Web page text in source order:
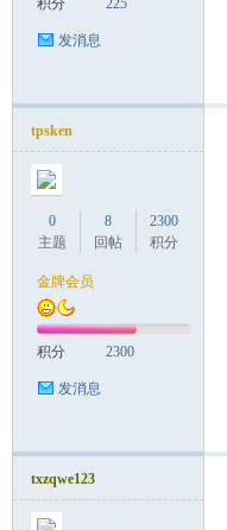
积分 225
发消息
tpsken
0
主题
8
回帖
2300
积分
金牌会员
积分 2300
发消息
txzqwe123